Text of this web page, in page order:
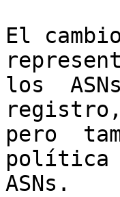
El
los
pero
política
ASNs.